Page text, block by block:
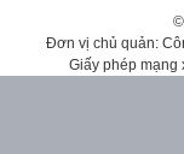
Đơn vị chủ quản:
Giấy phép mạng